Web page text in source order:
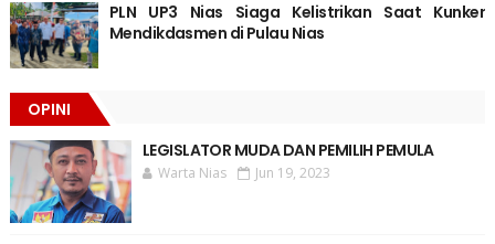
PLN UP3 Nias Siaga Kelistrikan Saat Kunker
Mendikdasmen di Pulau Nias
OPINI
LEGISLATOR MUDA DAN PEMILIH PEMULA
Warta Nias Jun 19, 2023